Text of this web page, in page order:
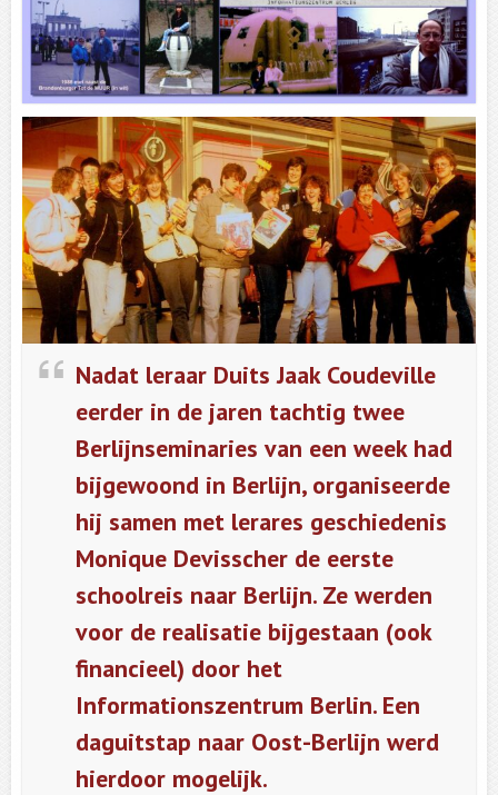
Nadat leraar Duits Jaak Coudeville
eerder in de jaren tachtig twee
Berlijnseminaries van een week had
bijgewoond in Berlijn, organiseerde
hij samen met lerares geschiedenis
Monique Devisscher de eerste
schoolreis naar Berlijn. Ze werden
voor de realisatie bijgestaan (ook
financieel) door het
Informationszentrum Berlin. Een
daguitstap naar Oost-Berlijn werd
hierdoor mogelijk.